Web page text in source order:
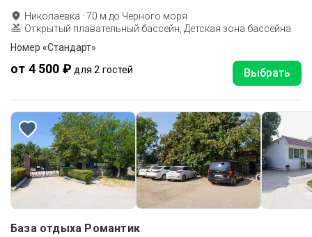
Николаевка ·70 м до Черного моря
Открытый плавательный бассейн, Детская зона бассейна
Номер «Стандарт»
от 4 500 ₽ для 2 гостей Выбрать
База отдыха Романтик